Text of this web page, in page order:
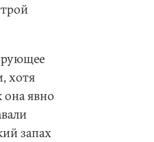
хотя
она явно
запах